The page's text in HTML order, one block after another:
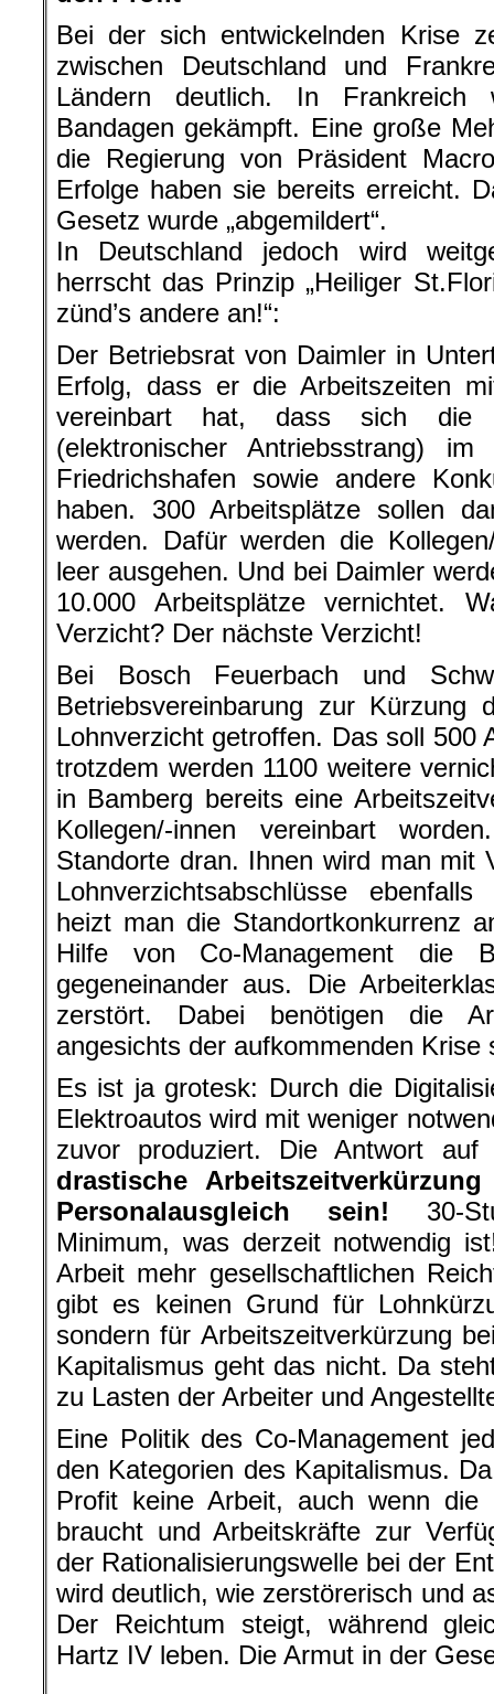
Bei der sich entwickelnden Krise
zwischen Deutschland und
Ländern deutlich. In
Bandagen gekämpft. Eine große
die Regierung von Präsident
Erfolge haben sie bereits erreicht.
Gesetz wurde „abgemildert“.
In Deutschland jedoch wird
herrscht das Prinzip „Heiliger
zünd’s andere an!“:
Der Betriebsrat von Daimler in
Erfolg, dass er die Arbeitszeiten
vereinbart hat, dass sich die
(elektronischer Antriebsstrang)
Friedrichshafen sowie andere
haben. 300 Arbeitsplätze sollen
werden. Dafür werden die
leer ausgehen. Und bei Daimler
10.000 Arbeitsplätze vernichtet.
Verzicht? Der nächste Verzicht!
Bei Bosch Feuerbach und
Betriebsvereinbarung zur Kürzung
Lohnverzicht getroffen. Das soll 500
trotzdem werden 1100 weitere
in Bamberg bereits eine
Kollegen/-innen vereinbart
Standorte dran. Ihnen wird man mit
Lohnverzichtsabschlüsse
heizt man die Standortkonkurrenz
Hilfe von Co-Management die
gegeneinander aus. Die
zerstört. Dabei benötigen die
angesichts der aufkommenden Krise
Es ist ja grotesk: Durch die
Elektroautos wird mit weniger
zuvor produziert. Die Antwort auf
drastische
Personalausgleich sein! 30-
Minimum, was derzeit notwendig
Arbeit mehr gesellschaftlichen
gibt es keinen Grund für
sondern für Arbeitszeitverkürzung
Kapitalismus geht das nicht. Da
zu Lasten der Arbeiter und
Eine Politik des Co-Management
den Kategorien des Kapitalismus.
Profit keine Arbeit, auch wenn die
braucht und Arbeitskräfte zur
der Rationalisierungswelle bei der
wird deutlich, wie zerstörerisch und
Der Reichtum steigt, während
Hartz IV leben. Die Armut in der